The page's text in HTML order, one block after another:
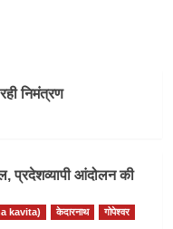
निमंत्रण
प्रदेशव्यापी आंदोलन की
kavita) केदारनाथ
गोपेश्वर